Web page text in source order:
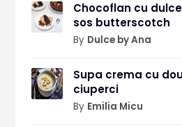
Chocoflan cu
sos butterscotch
By Dulce by Ana
Supa crema cu
ciuperci
By Emilia Micu